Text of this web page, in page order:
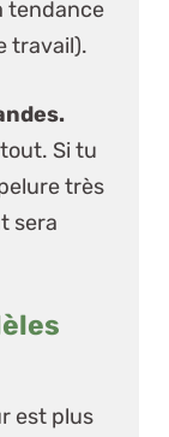
tendance
travail).
Si tu
très
sera
est plus